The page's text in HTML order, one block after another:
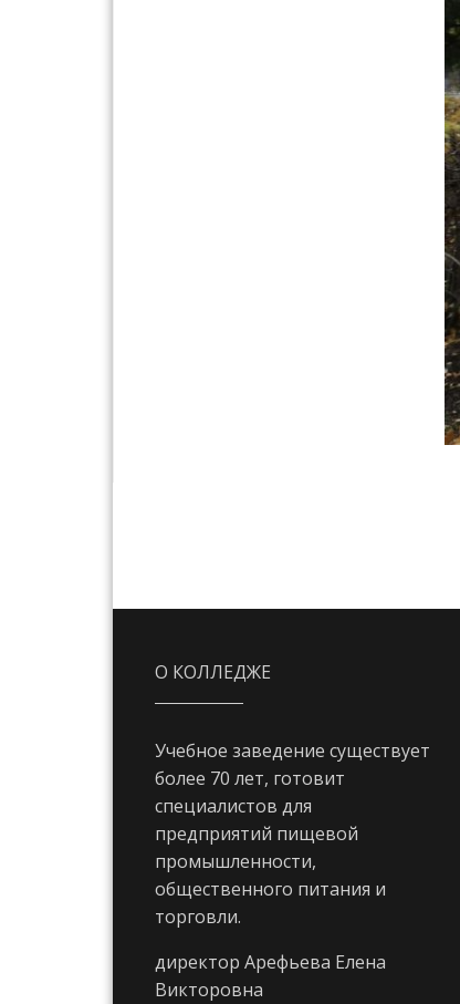
О КОЛЛЕДЖЕ
Учебное заведение существует
более 70 лет, готовит
специалистов для
предприятий пищевой
промышленности,
общественного питания и
торговли.
директор Арефьева Елена
Викторовна